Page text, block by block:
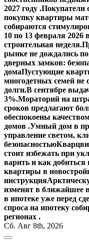
2027 году .Покупатели
покупку квартиры
собираются
10 по 13 февраля 2026
строительная неделя.
рынке не дождались
дверных замков:
домаПустующие
многодетных семей не
долги.В сентябре
3%.Мораторий на
сроков предлагают
обеспокоены
домов .Умный дом в
управление светом,
безопасностью
стоит избежать при
варить и как добиться
квартиры в
инструкция
изменят в ближайшее
в ипотеке уже перед
спроса на ипотеку
регионах .
Сб. Авг 8th, 2026